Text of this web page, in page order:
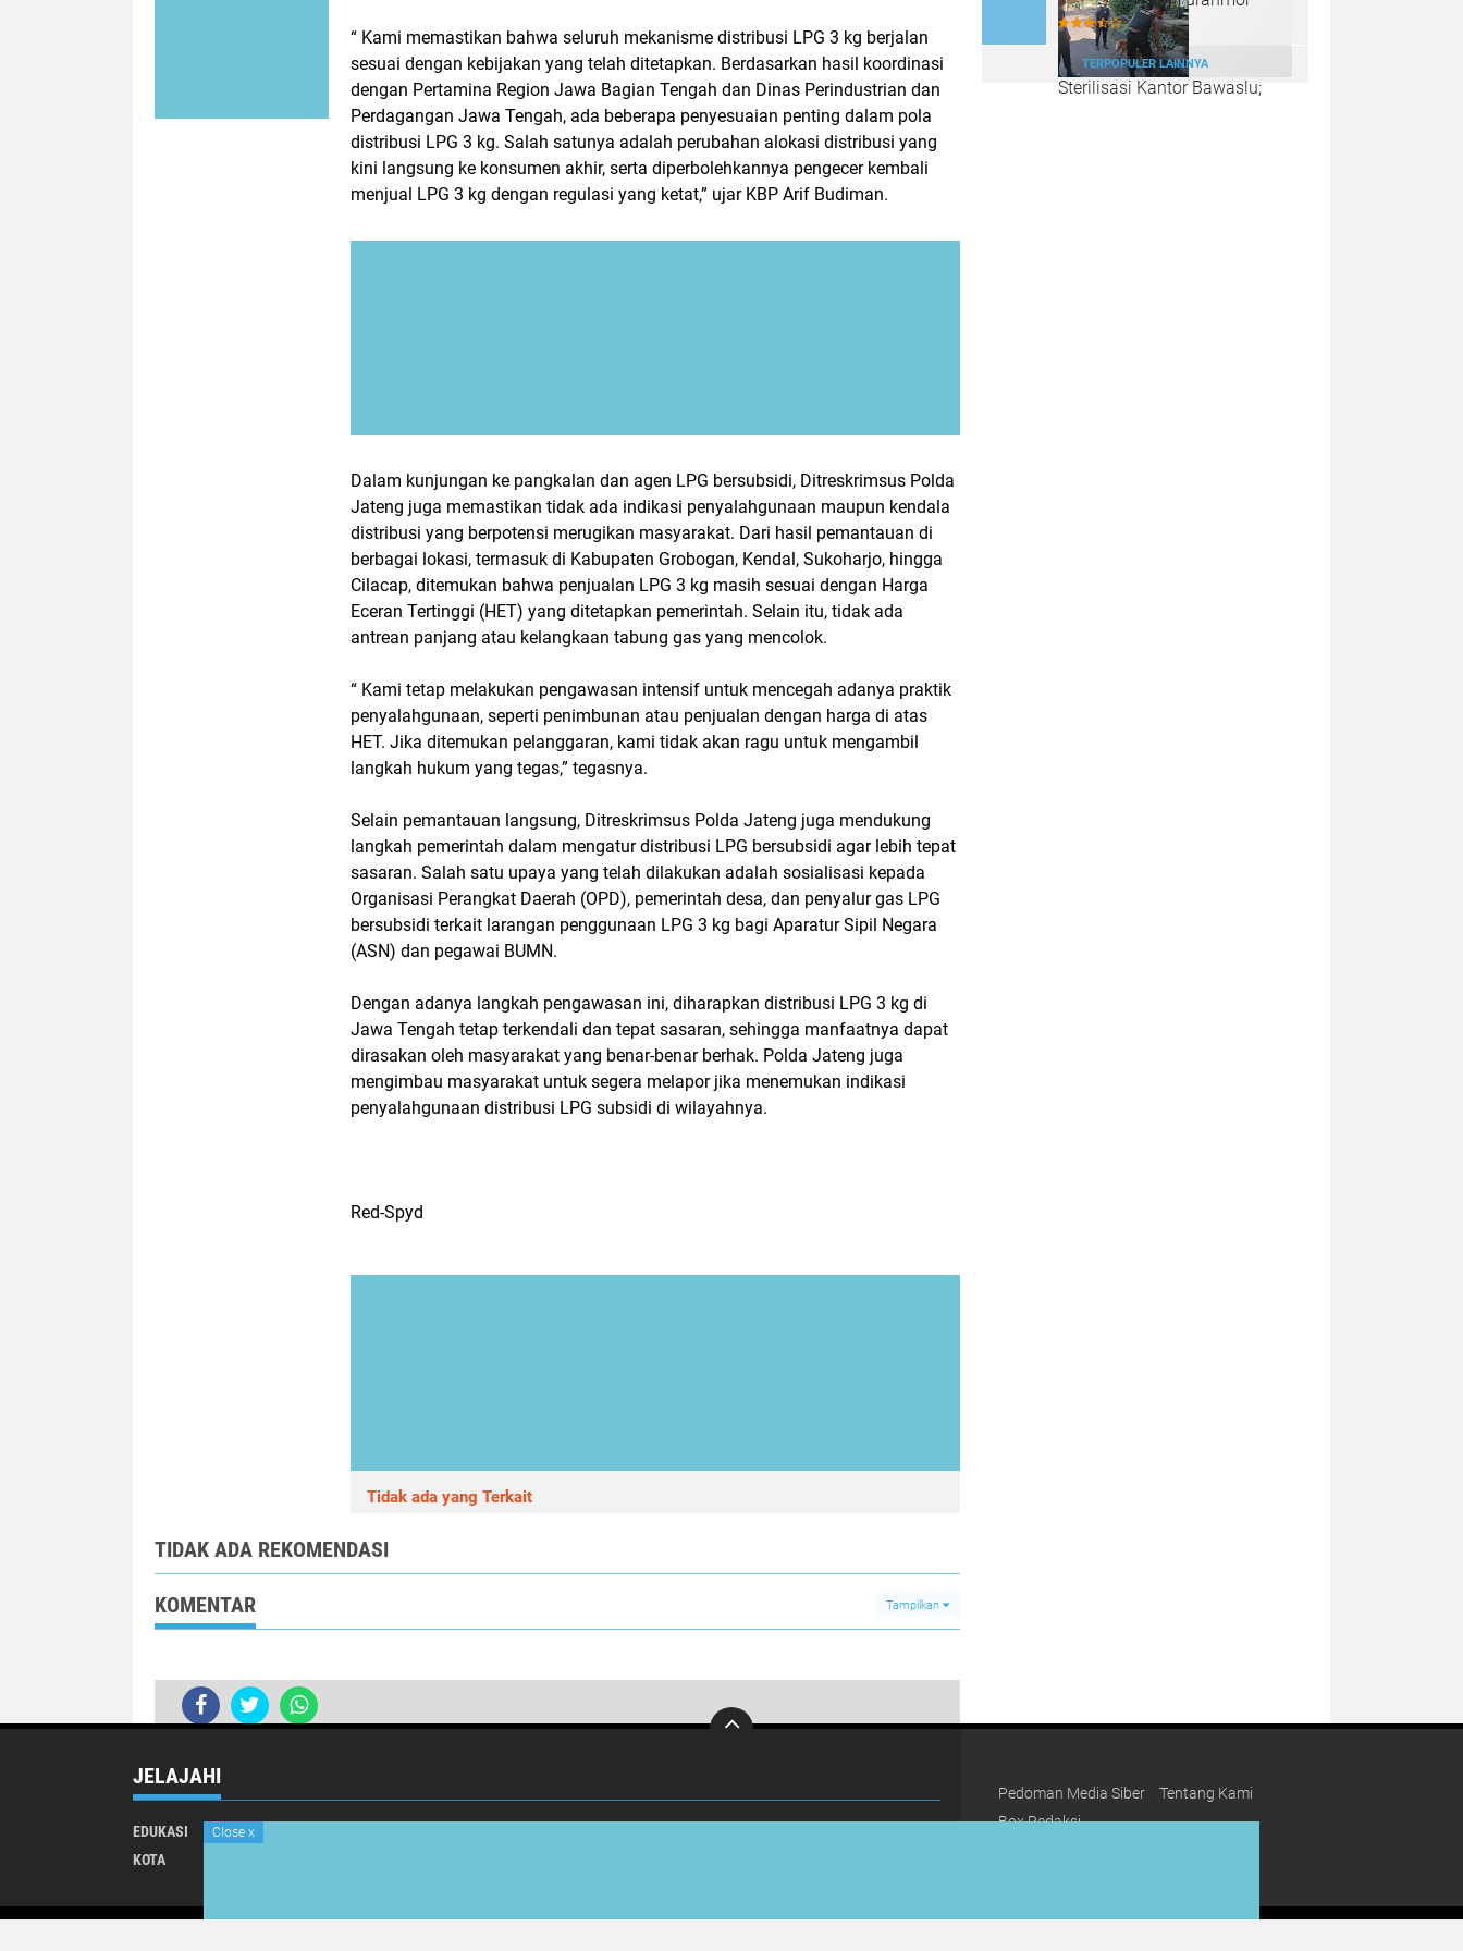
“ Kami memastikan bahwa seluruh mekanisme distribusi LPG 3 kg berjalan
sesuai dengan kebijakan yang telah ditetapkan. Berdasarkan hasil koordinasi
dengan Pertamina Region Jawa Bagian Tengah dan Dinas Perindustrian dan
Perdagangan Jawa Tengah, ada beberapa penyesuaian penting dalam pola
distribusi LPG 3 kg. Salah satunya adalah perubahan alokasi distribusi yang
kini langsung ke konsumen akhir, serta diperbolehkannya pengecer kembali
menjual LPG 3 kg dengan regulasi yang ketat,” ujar KBP Arif Budiman.
Dalam kunjungan ke pangkalan dan agen LPG bersubsidi, Ditreskrimsus Polda
Jateng juga memastikan tidak ada indikasi penyalahgunaan maupun kendala
distribusi yang berpotensi merugikan masyarakat. Dari hasil pemantauan di
berbagai lokasi, termasuk di Kabupaten Grobogan, Kendal, Sukoharjo, hingga
Cilacap, ditemukan bahwa penjualan LPG 3 kg masih sesuai dengan Harga
Eceran Tertinggi (HET) yang ditetapkan pemerintah. Selain itu, tidak ada
antrean panjang atau kelangkaan tabung gas yang mencolok.
“ Kami tetap melakukan pengawasan intensif untuk mencegah adanya praktik
penyalahgunaan, seperti penimbunan atau penjualan dengan harga di atas
HET. Jika ditemukan pelanggaran, kami tidak akan ragu untuk mengambil
langkah hukum yang tegas,” tegasnya.
Selain pemantauan langsung, Ditreskrimsus Polda Jateng juga mendukung
langkah pemerintah dalam mengatur distribusi LPG bersubsidi agar lebih tepat
sasaran. Salah satu upaya yang telah dilakukan adalah sosialisasi kepada
Organisasi Perangkat Daerah (OPD), pemerintah desa, dan penyalur gas LPG
bersubsidi terkait larangan penggunaan LPG 3 kg bagi Aparatur Sipil Negara
(ASN) dan pegawai BUMN.
Dengan adanya langkah pengawasan ini, diharapkan distribusi LPG 3 kg di
Jawa Tengah tetap terkendali dan tepat sasaran, sehingga manfaatnya dapat
dirasakan oleh masyarakat yang benar-benar berhak. Polda Jateng juga
mengimbau masyarakat untuk segera melapor jika menemukan indikasi
penyalahgunaan distribusi LPG subsidi di wilayahnya.
Red-Spyd
Tidak ada yang Terkait
TIDAK ADA REKOMENDASI
KOMENTAR Tampilkan
Sterilisasi Kantor Bawaslu;
TERPOPULER LAINNYA
JELAJAHI
EDUKASI
KOTA
Pedoman Media Siber
Tentang Kami
Box Redaksi
Close x